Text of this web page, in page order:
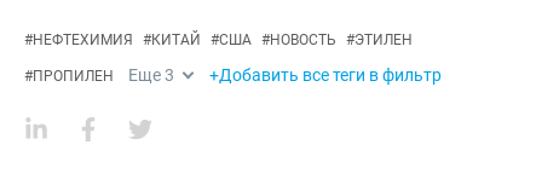
#НЕФТЕХИМИЯ #КИТАЙ #США #НОВОСТЬ #ЭТИЛЕН
#ПРОПИЛЕН Еще3 +Добавить все теги в фильтр